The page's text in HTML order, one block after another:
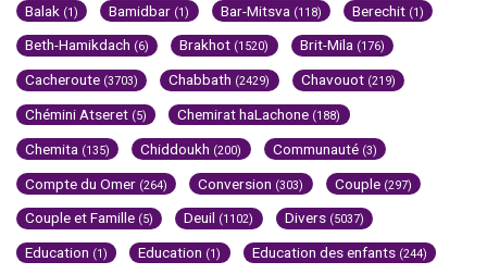
Balak (1) Bamidbar (1) Bar-Mitsva (118) Berechit (1)
Beth-Hamikdach (6) Brakhot (1520) Brit-Mila (176)
Cacheroute (3703) Chabbath (2429) Chavouot (219)
Chémini Atseret (5) Chemirat haLachone (188)
Chemita (135) Chiddoukh (200) Communauté (3)
Compte du Omer (264) Conversion (303) Couple (297)
Couple et Famille (5) Deuil (1102) Divers (5037)
Education (1) Education (1) Education des enfants (244)